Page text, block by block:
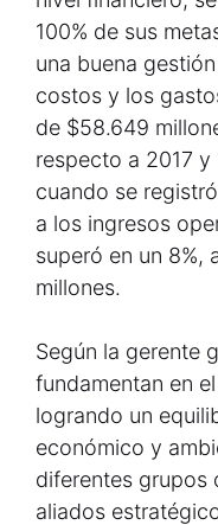
100% de sus
una buena
costos y los
de $58.649
respecto a 2017 y
cuando se
a los ingresos
superó en un 8%,
millones.
Según la gerente
fundamentan en
logrando un
económico y
diferentes grupos
aliados